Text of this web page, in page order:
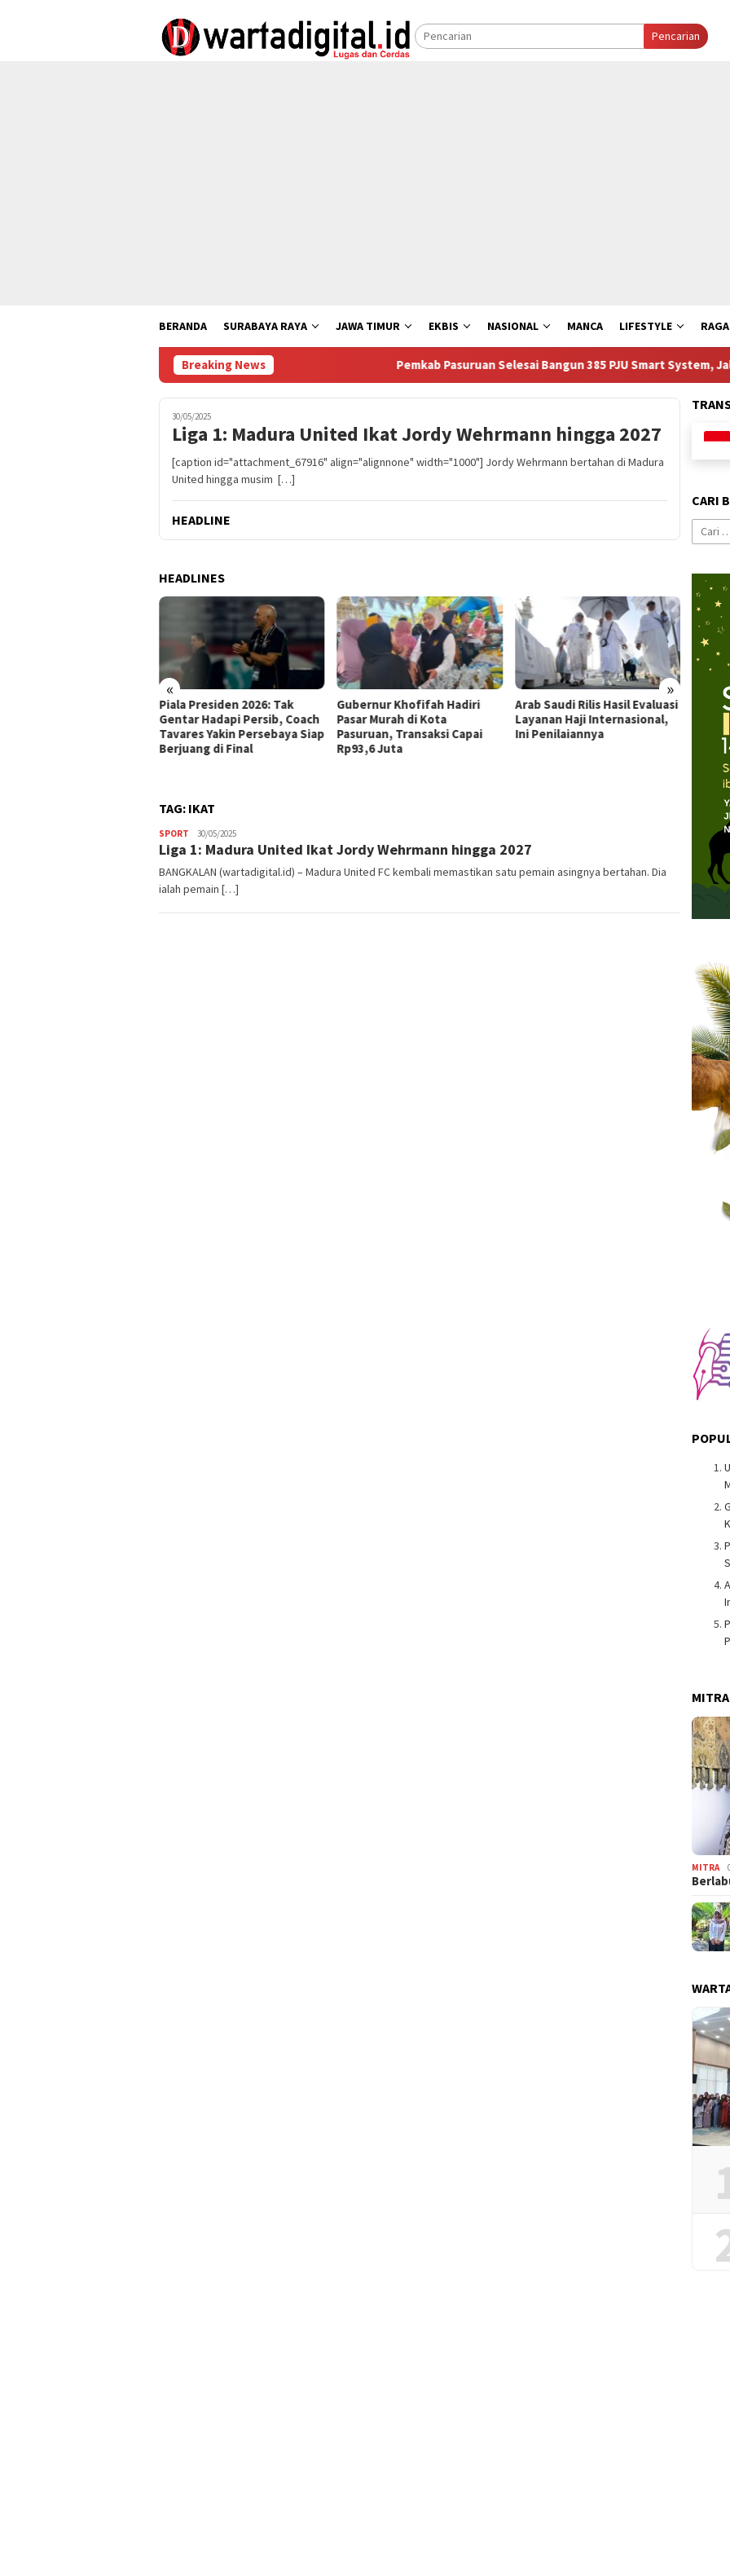
Pencarian
BERANDA SURABAYA RAYA JAWA TIMUR EKBIS NASIONAL MANCA LIFESTYLE
Breaking News Pemkab Pasuruan Selesai Bangun 385 PJU Smart System, Jalur Bangil –
30/05/2025
Liga 1: Madura United Ikat Jordy Wehrmann hingga 2027
[caption id="attachment_67916" align="alignnone" width="1000"] Jordy Wehrmann bertahan di Madura
United hingga musim […]
HEADLINE
HEADLINES
« »
Piala Presiden 2026: Tak
Gentar Hadapi Persib, Coach
Tavares Yakin Persebaya Siap
Berjuang di Final
Gubernur Khofifah Hadiri
Pasar Murah di Kota
Pasuruan, Transaksi Capai
Rp93,6 Juta
Arab Saudi Rilis Hasil Evaluasi
Layanan Haji Internasional,
Ini Penilaiannya
TAG: IKAT
SPORT Admin
Warta
30/05/2025
Liga 1: Madura United Ikat Jordy Wehrmann hingga 2027
BANGKALAN (wartadigital.id) – Madura United FC kembali memastikan satu pemain asingnya bertahan. Dia
ialah pemain […]
CARI
Cari
untuk:
MITRA
MITRA